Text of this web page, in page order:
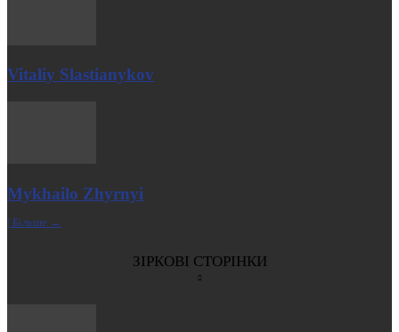
Vitaliy Slastianykov
Mykhailo Zhyrnyi
| Більше →
ЗІРКОВІ СТОРІНКИ